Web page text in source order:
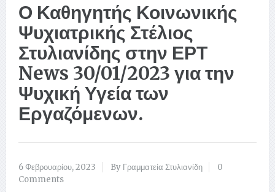
Ο Καθηγητής Κοινωνικής
Ψυχιατρικής Στέλιος
Στυλιανίδης στην ΕΡΤ
News 30/01/2023 για την
Ψυχική Υγεία των
Εργαζόμενων.
6 Φεβρουαρίου, 2023 By Γραμματεία Στυλιανίδη
0
Comments